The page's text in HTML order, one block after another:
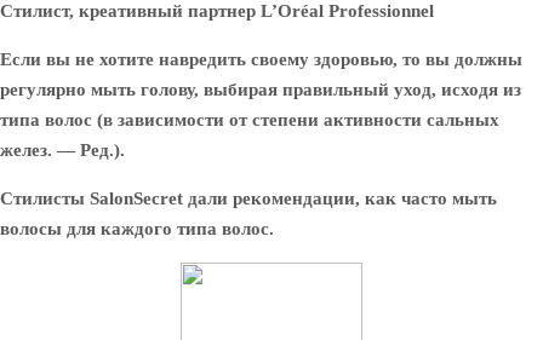
Стилист, креативный партнер L’Oréal Professionnel
Если вы не хотите навредить своему здоровью, то вы должны
регулярно мыть голову, выбирая правильный уход, исходя из
типа волос (в зависимости от степени активности сальных
желез. — Ред.).
Стилисты SalonSecret дали рекомендации, как часто мыть
волосы для каждого типа волос.